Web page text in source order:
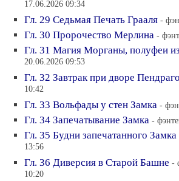
17.06.2026 09:34
Гл. 29 Седьмая Печать Грааля -
Гл. 30 Пророчество Мерлина -
Гл. 31 Магия Морганы, полуфеи
20.06.2026 09:53
Гл. 32 Завтрак при дворе
10:42
Гл. 33 Вольфады у стен Замка -
Гл. 34 Запечатывание Замка -
Гл. 35 Будни запечатанного Замка
13:56
Гл. 36 Диверсия в Старой Башне -
10:20